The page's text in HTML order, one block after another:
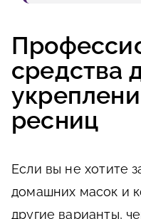
средства
ресниц
Если вы не хотите
домашних масок и
другие варианты,